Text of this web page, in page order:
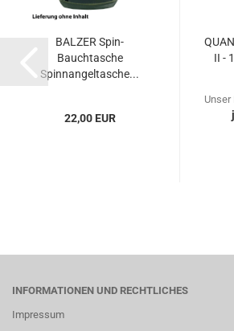
BALZER Spin-
Bauchtasche
Spinnangeltasche...
22,00 EUR
II -
Unser
INFORMATIONEN UND RECHTLICHES
Impressum